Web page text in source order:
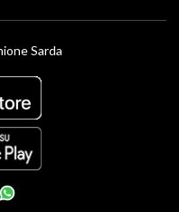
Sarda